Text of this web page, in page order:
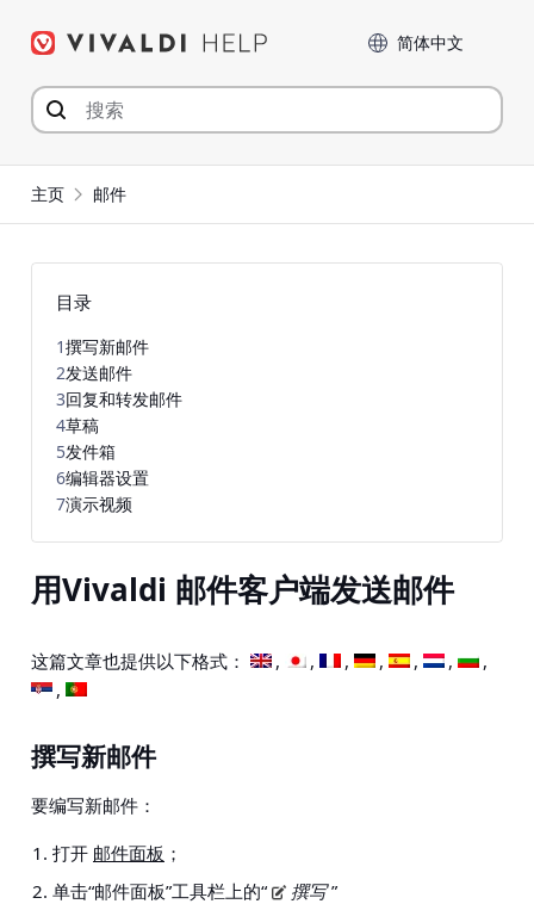
Language
主页 邮件
用Vivaldi 邮件客户端发送邮件
这篇文章也提供以下格式：
撰写新邮件
要编写新邮件：
打开 邮件面板 ；
单击“邮件面板”工具栏上的“
撰写”
目录
1撰写新邮件
2发送邮件
3回复和转发邮件
4草稿
5发件箱
6编辑器设置
7演示视频